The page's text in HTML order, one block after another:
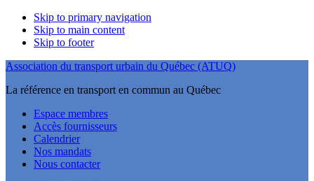
Skip to primary navigation
Skip to main content
Skip to footer
Association du transport urbain du Québec (ATUQ)
La référence en transport en commun au Québec
Espace membres
Accès fournisseurs
Calendrier
Nos mandats
Nous contacter